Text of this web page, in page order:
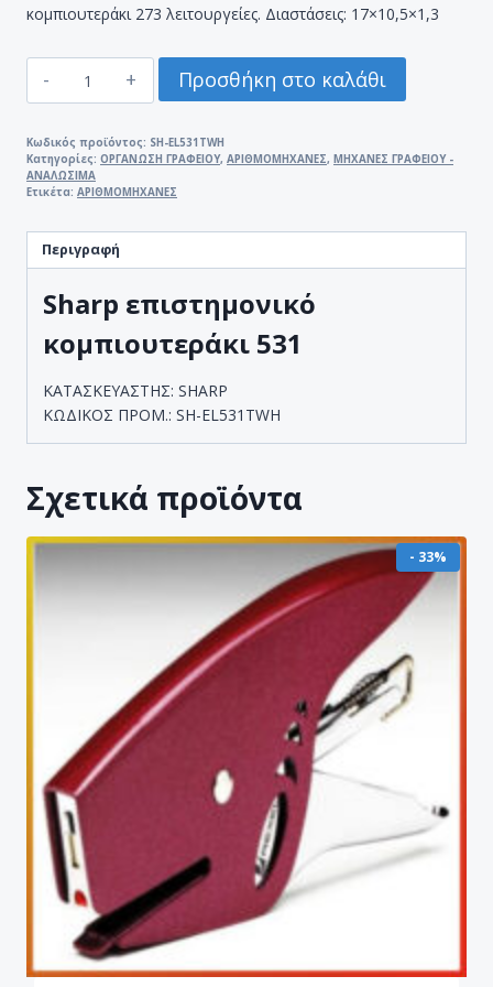
κομπιουτεράκι 273 λειτουργείες. Διαστάσεις: 17×10,5×1,3
ΕΠΙΣΤΗΜΟΝΙΚΟ
531
ΓΚΡΙ
273
ποσότητα
Προσθήκη στο καλάθι
Κωδικός προϊόντος: SH-EL531TWH
Κατηγορίες: ΟΡΓΑΝΩΣΗ ΓΡΑΦΕΙΟΥ, ΑΡΙΘΜΟΜΗΧΑΝΕΣ, ΜΗΧΑΝΕΣ ΓΡΑΦΕΙΟΥ -
ΑΝΑΛΩΣΙΜΑ
Ετικέτα: ΑΡΙΘΜΟΜΗΧΑΝΕΣ
Περιγραφή
Sharp επιστημονικό
κομπιουτεράκι 531
ΚΑΤΑΣΚΕΥΑΣΤΗΣ: SHARP
ΚΩΔΙΚΟΣ ΠΡΟΜ.: SH-EL531TWH
Σχετικά προϊόντα
- 33%